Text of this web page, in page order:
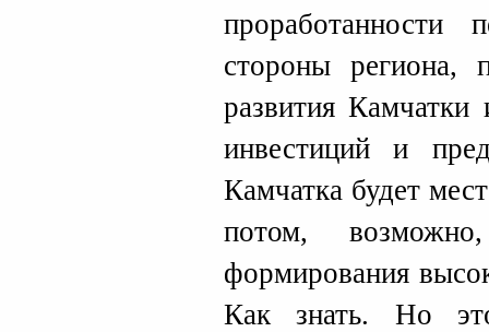
проработанности
стороны региона,
развития Камчатки
инвестиций и
Камчатка будет
потом,
формирования
Как знать. Но